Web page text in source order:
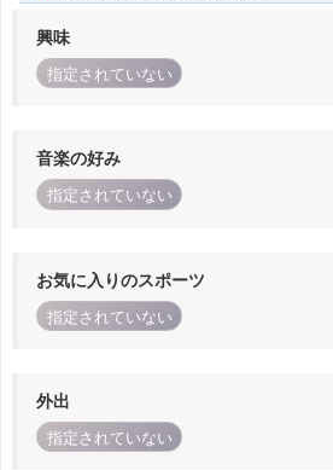
興味
指定されていない
音楽の好み
指定されていない
お気に入りのスポーツ
指定されていない
外出
指定されていない